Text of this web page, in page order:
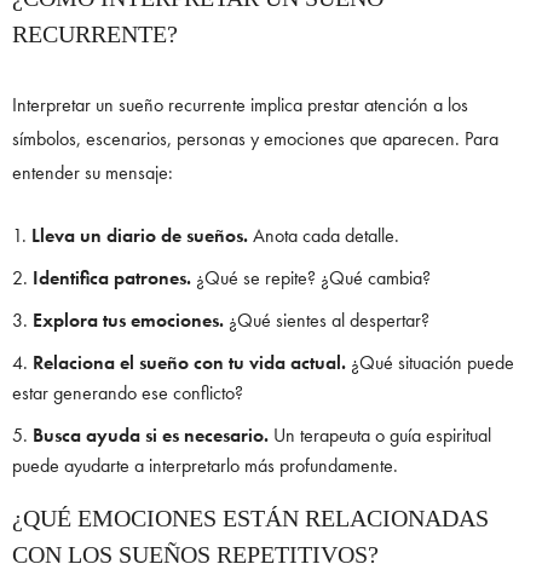
RECURRENTE?
Interpretar un sueño recurrente implica prestar atención a los
símbolos, escenarios, personas y emociones que aparecen. Para
entender su mensaje:
Lleva un diario de sueños.Anota cada detalle.
Identifica patrones. ¿Qué se repite? ¿Qué cambia?
Explora tus emociones. ¿Qué sientes al despertar?
Relaciona el sueño con tu vida actual. ¿Qué situación puede
estar generando ese conflicto?
Busca ayuda si es necesario. Un terapeuta o guía espiritual
puede ayudarte a interpretarlo más profundamente.
¿QUÉ EMOCIONES ESTÁN RELACIONADAS
CON LOS SUEÑOS REPETITIVOS?